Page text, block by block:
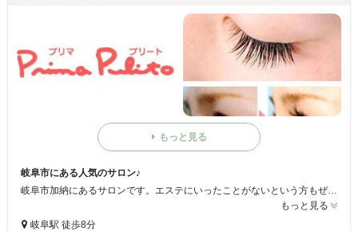
もっと見る
岐阜市にある人気のサロン♪
岐阜市加納にあるサロンです。エステにいったことがないという方もぜひまつ毛パーマをお試ししてみてください。低価格でお気軽にご利用できます。
もっと見る
岐阜駅 徒歩8分